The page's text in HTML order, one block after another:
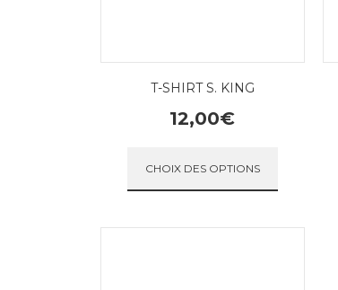
T-SHIRT S. KING
12,00€
CHOIX DES OPTIONS